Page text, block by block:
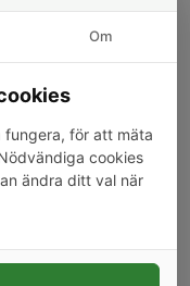
);
hela
Om
fungera, för att mäta
cookies
ändra ditt val när